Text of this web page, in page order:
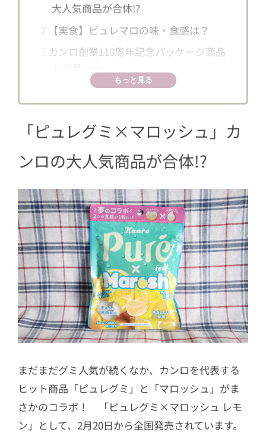
大人気商品が合体!?
2 【実食】ピュレマロの味・食感は？
カンロ創業110周年記念パッケージ商品
Z世代とのコラボ商品にも期待！
もっと見る
「ピュレグミ×マロッシュ」カ
ンロの大人気商品が合体!?
まだまだグミ人気が続くなか、カンロを代表する
ヒット商品「ピュレグミ」と「マロッシュ」がま
さかのコラボ！ 「ピュレグミ×マロッシュ レモ
ン」として、2月20日から全国発売されています。